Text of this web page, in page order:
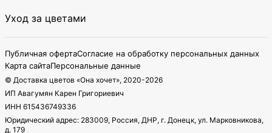
Уход за цветами
Публичная офертаСогласие на обработку персональных данных
Карта сайтаПерсональные данные
© Доставка цветов «Она хочет», 2020-2026
ИП Авагумян Карен Григориевич
ИНН 615436749336
Юридический адрес: 283009, Россия, ДНР, г. Донецк, ул. Марковникова,
д. 179